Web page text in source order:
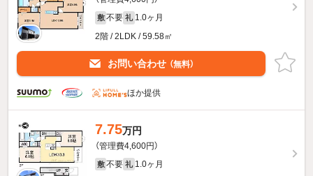
敷 不要 礼 1.0ヶ月
2階 / 2LDK / 59.58㎡
お問い合わせ （無料）
ほか提供
7.75万円
（管理費4,600円）
敷 不要 礼 1.0ヶ月